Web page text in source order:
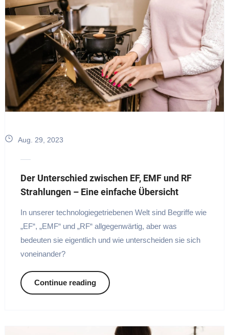
Aug. 29, 2023
Der Unterschied zwischen EF, EMF und RF
Strahlungen – Eine einfache Übersicht
In unserer technologiegetriebenen Welt sind Begriffe wie
„EF“, „EMF“ und „RF“ allgegenwärtig, aber was
bedeuten sie eigentlich und wie unterscheiden sie sich
voneinander?
Continue reading